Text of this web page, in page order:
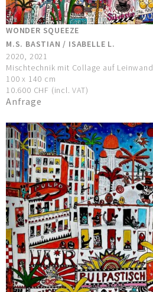
WONDER SQUEEZE
M.S. BASTIAN / ISABELLE L.
2020, 2021
Mischtechnik mit Collage auf Leinwand
100 x 140 cm
10.600 CHF (incl. VAT)
Anfrage